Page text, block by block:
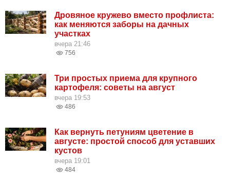
Дровяное кружево вместо профлиста:
как меняются заборы на дачных
участках
вчера 21:46
756
Три простых приема для крупного
картофеля: советы на август
вчера 19:53
486
Как вернуть петуниям цветение в
августе: простой способ для уставших
кустов
вчера 19:01
484